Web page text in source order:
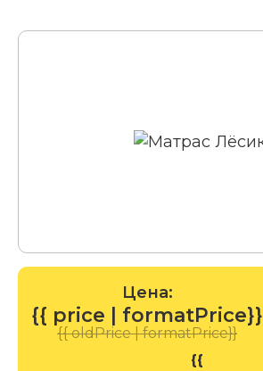
Цена:
{{ price | formatPrice}}
{{ oldPrice | formatPrice}}
{{